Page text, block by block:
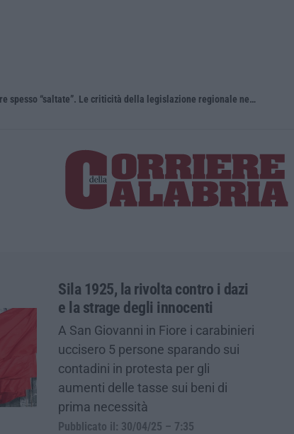
“Carenze informative” e procedure spesso “saltate”. Le criticità della legislazione regionale nel 2025
Sila 1925, la rivolta contro i dazi
e la strage degli innocenti
A San Giovanni in Fiore i carabinieri
uccisero 5 persone sparando sui
contadini in protesta per gli
aumenti delle tasse sui beni di
prima necessità
Pubblicato il: 30/04/25 – 7:35